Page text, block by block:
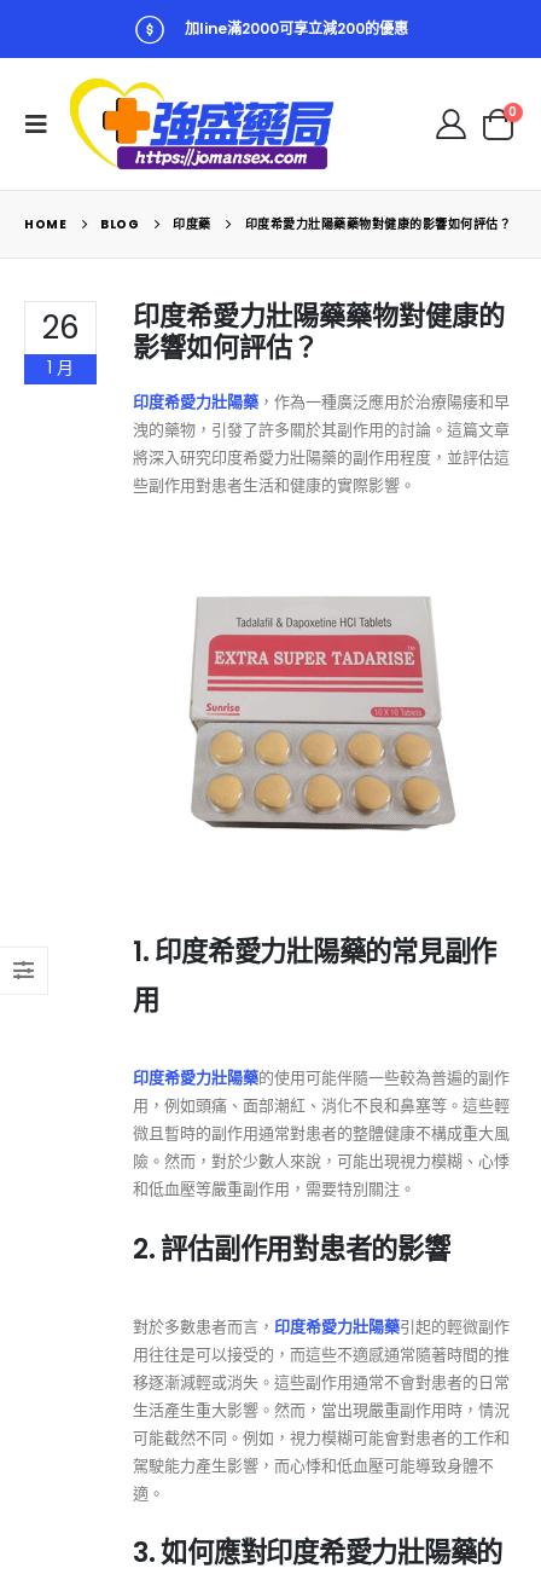
加line滿2000可享立減200的優惠
0
HOME BLOG 印度藥 印度希愛力壯陽藥藥物對健康的影響如何評估？
26
1 月
印度希愛力壯陽藥藥物對健康的
影響如何評估？
印度希愛力壯陽藥 ，作為一種廣泛應用於治療陽痿和早
洩的藥物，引發了許多關於其副作用的討論。這篇文章
將深入研究印度希愛力壯陽藥的副作用程度，並評估這
些副作用對患者生活和健康的實際影響。
1. 印度希愛力壯陽藥的常見副作
用
印度希愛力壯陽藥的使用可能伴隨一些較為普遍的副作
用，例如頭痛、面部潮紅、消化不良和鼻塞等。這些輕
微且暫時的副作用通常對患者的整體健康不構成重大風
險。然而，對於少數人來說，可能出現視力模糊、心悸
和低血壓等嚴重副作用，需要特別關注。
2. 評估副作用對患者的影響
對於多數患者而言， 印度希愛力壯陽藥引起的輕微副作
用往往是可以接受的，而這些不適感通常隨著時間的推
移逐漸減輕或消失。這些副作用通常不會對患者的日常
生活產生重大影響。然而，當出現嚴重副作用時，情況
可能截然不同。例如，視力模糊可能會對患者的工作和
駕駛能力產生影響，而心悸和低血壓可能導致身體不
適。
3. 如何應對印度希愛力壯陽藥的